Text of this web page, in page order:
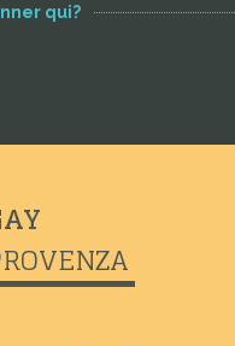
qui?